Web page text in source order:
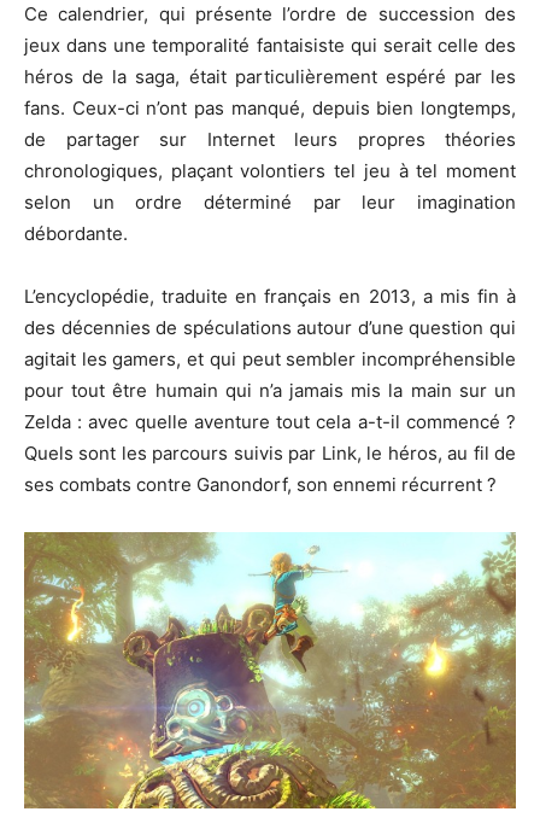
Ce calendrier, qui présente l’ordre de succession des
jeux dans une temporalité fantaisiste qui serait celle des
héros de la saga, était particulièrement espéré par les
fans. Ceux-ci n’ont pas manqué, depuis bien longtemps,
de partager sur Internet leurs propres théories
chronologiques, plaçant volontiers tel jeu à tel moment
selon un ordre déterminé par leur imagination
débordante.
L’encyclopédie, traduite en français en 2013, a mis fin à
des décennies de spéculations autour d’une question qui
agitait les gamers, et qui peut sembler incompréhensible
pour tout être humain qui n’a jamais mis la main sur un
Zelda : avec quelle aventure tout cela a-t-il commencé ?
Quels sont les parcours suivis par Link, le héros, au fil de
ses combats contre Ganondorf, son ennemi récurrent ?